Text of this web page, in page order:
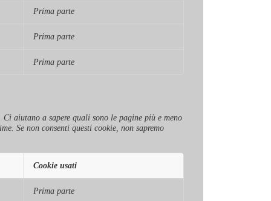
Prima parte
Prima parte
Prima parte
aiutano a sapere quali sono le pagine più e meno
Se non consenti questi cookie, non sapremo
Cookie usati
Prima parte